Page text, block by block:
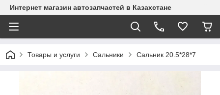
Интернет магазин автозапчастей в Казахстане
Товары и услуги Сальники Сальник 20.5*28*7